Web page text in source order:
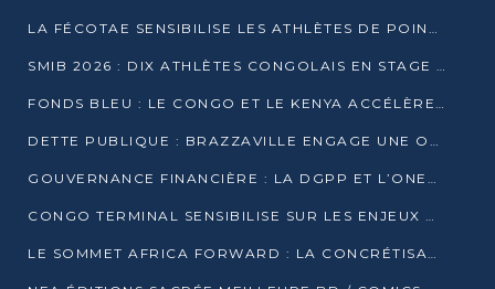
LA FÉCOTAE SENSIBILISE LES ATHLÈTES DE POINTE-NOIRE À L’HYGIÈNE ALIMENTA
SMIB 2026 : DIX ATHLÈTES CONGOLAIS EN STAGE AU KENYA
FONDS BLEU : LE CONGO ET LE KENYA ACCÉLÈRENT LA MOBILISATION DES FINANCEMENTS
DETTE PUBLIQUE : BRAZZAVILLE ENGAGE UNE OPÉRATION DE RACHAT DE 575 MILLIONS DE DOLLARS
GOUVERNANCE FINANCIÈRE : LA DGPP ET L’ONEC-C VERS UN PARTENARIAT POUR ASSAINIR LES ENTREPRISES PUBLIQUES
CONGO TERMINAL SENSIBILISE SUR LES ENJEUX DE LA SANTÉ MENTALE EN
LE SOMMET AFRICA FORWARD : LA CONCRÉTISATION DE PARTENARIATS ÉQUILIBRÉS ET TOURNÉS VERS L’AVENIR ENTRE LE CONTINENT AFRICAIN ET LA FRANCE